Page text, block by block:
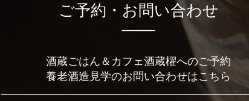
ご予約・お問い合わせ
酒蔵ごはん＆カフェ酒蔵櫂へのご予約
養老酒造見学のお問い合わせはこちら